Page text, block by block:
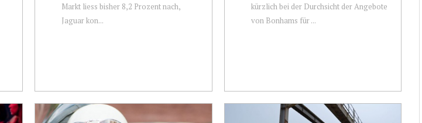
Markt liess bisher 8,2 Prozent nach,
Jaguar kon...
kürzlich bei der Durchsicht der Angebote
von Bonhams für ...